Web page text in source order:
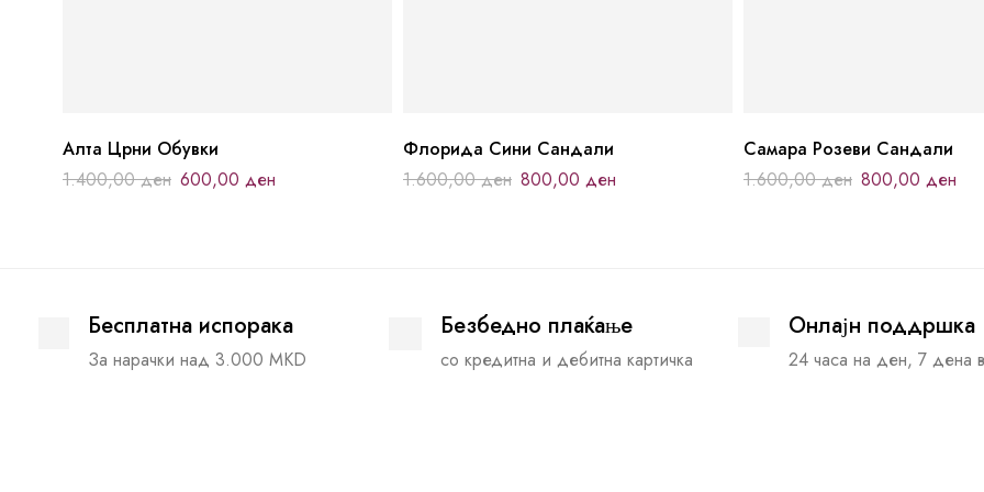
Алта Црни Обувки
1.400,00ден 600,00 ден
Флорида Сини Сандали
1.600,00ден 800,00 ден
Самара Розеви Сандали
1.600,00ден 800,00 ден
Бесплатна испорака
За нарачки над 3.000 MKD
Безбедно плаќање
со кредитна и дебитна картичка
Онлајн поддршка
24 часа на ден, 7 дена